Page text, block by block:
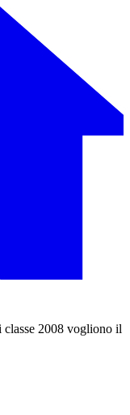
classe 2008 vogliono il